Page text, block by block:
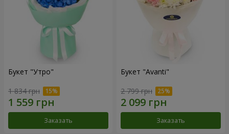
Букет "Утро"
1 834 грн
Заказать
Букет "Avanti"
2 799 грн
Заказать